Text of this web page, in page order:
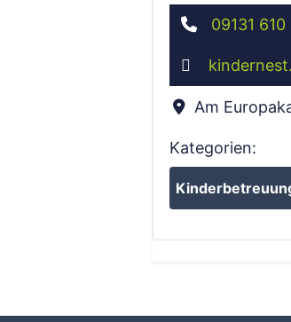
09131
Am
Kategorien: